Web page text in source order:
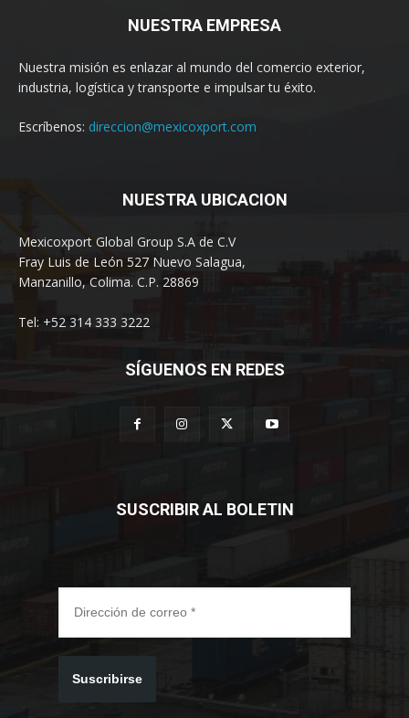
NUESTRA EMPRESA
Nuestra misión es enlazar al mundo del comercio exterior,
industria, logística y transporte e impulsar tu éxito.
Escríbenos: direccion@mexicoxport.com
NUESTRA UBICACION
Mexicoxport Global Group S.A de C.V
Fray Luis de León 527 Nuevo Salagua,
Manzanillo, Colima. C.P. 28869
Tel: +52 314 333 3222
SÍGUENOS EN REDES
SUSCRIBIR AL BOLETIN
Suscribirse